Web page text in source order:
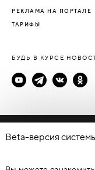
РЕКЛАМА НА ПОРТАЛЕ
ТАРИФЫ
БУДЬ В КУРСЕ
Beta-версия